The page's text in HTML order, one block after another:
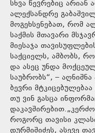
სხვა წევრებიც არიან
ალექსანდრე
მოგეხსენებათ, რომ
საქმის მთავარი
მიესაჯა
საქციელს, ამბობს,
და ასეც უნდა
საუბრობს“, –
ბევრი
თუ ვინ გასცა
როგორც თავისი
დურმიშიძეს, ასევე